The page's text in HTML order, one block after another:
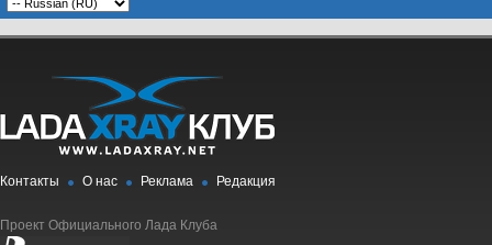
Контакты О нас Реклама Редакция
Проект Официального Лада Клуба